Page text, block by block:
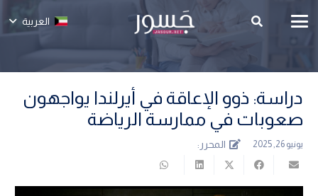
العربية
دراسة: ذوو الإعاقة في أيرلندا يواجهون
صعوبات في ممارسة الرياضة
يونيو 26, 2025 المحرر: